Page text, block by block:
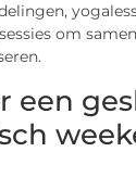
om
een